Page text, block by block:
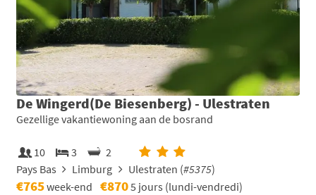
De Wingerd(De Biesenberg) - Ulestraten
Gezellige vakantiewoning aan de bosrand
10 3
2
Pays Bas
Limburg Ulestraten (#5375)
€765week-end €8705 jours (lundi-vendredi)